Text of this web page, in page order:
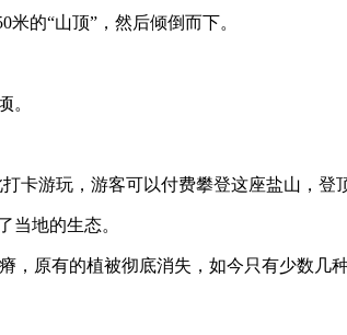
的“山顶”，然后倾倒而下。
。
卡游玩，游客可以付费攀登这座盐山，登
当地的生态。
原有的植被彻底消失，如今只有少数几